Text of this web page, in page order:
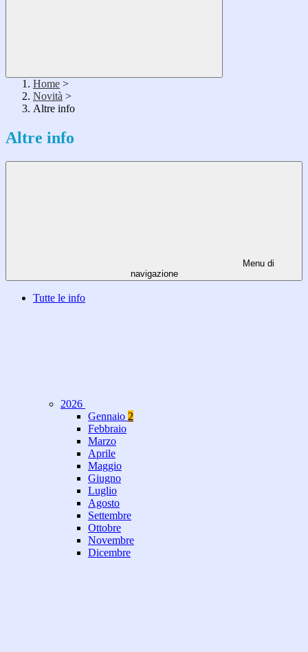
Home >
Novità >
Altre info
Altre info
Menu di
navigazione
Tutte le info
2026
Gennaio 2
Febbraio
Marzo
Aprile
Maggio
Giugno
Luglio
Agosto
Settembre
Ottobre
Novembre
Dicembre